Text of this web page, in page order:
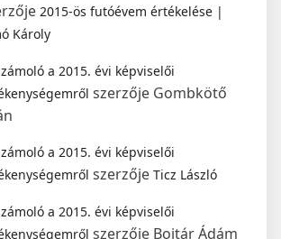
2015-ös futóévem értékelése |
Károly
a 2015. évi képviselői
szerzője Gombkötő
a 2015. évi képviselői
szerzője Ticz László
a 2015. évi képviselői
szerzője Bojtár Ádám